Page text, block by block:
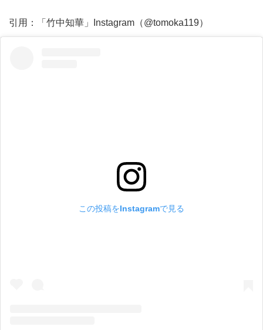
引用：「竹中知華」Instagram（@tomoka119）
この投稿をInstagramで見る